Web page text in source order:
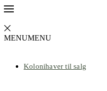
MENUMENU
Kolonihaver til salg